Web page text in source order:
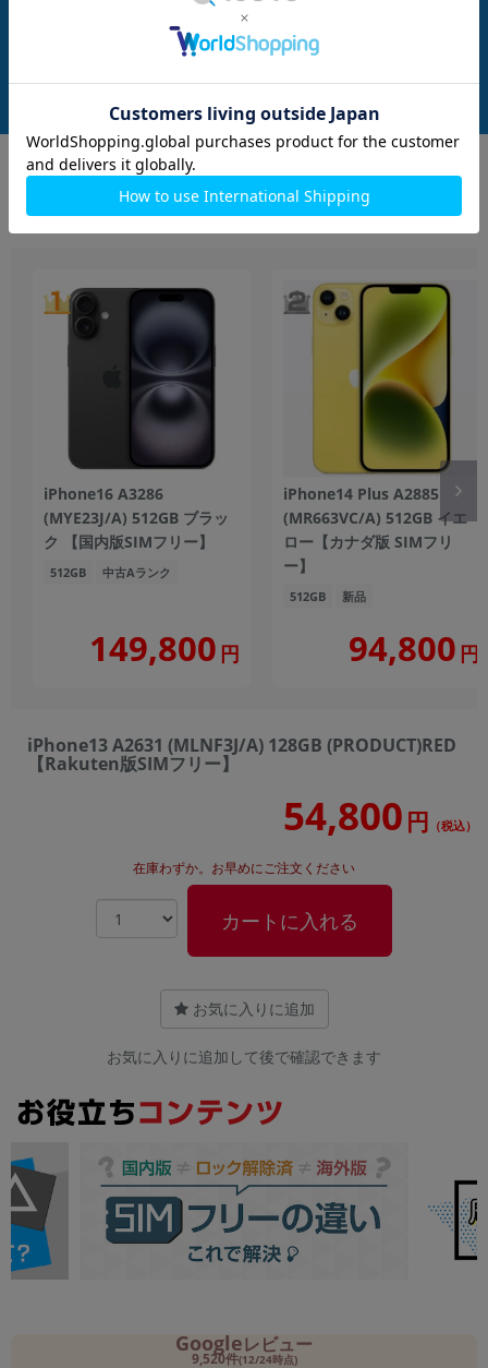
発売日：2021/09
付属品: 本体のみ
47,800 (税込)
iPhone もっと見る
iPhone16 A3286
(MYE23J/A) 512GB ブラッ
ク 【国内版SIMフリー】
512GB 中古Aランク
149,800 円
iPhone14 Plus A2885
(MR663VC/A) 512GB イエ
ロー【カナダ版 SIMフリ
ー】
512GB 新品
94,800 円
iPhone13 A2631 (MLNF3J/A) 128GB (PRODUCT)RED
【Rakuten版SIMフリー】
54,800 円 （税込）
在庫わずか。お早めにご注文ください
カートに入れる
お気に入りに追加
お気に入りに追加して後で確認できます
Googleレビュー
9,520件(12/24時点)